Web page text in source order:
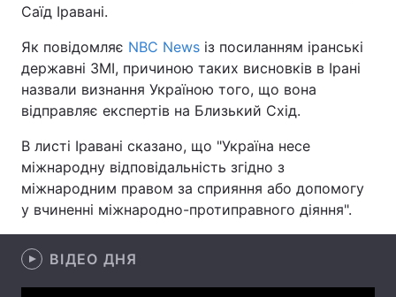
Техно і зв'язок Лайт
Зброя Інциденти
Здоров'я Туризм
Цікавинки Погода
Регіони
Лонгріди
Саїд Іравані.
Як повідомляє NBC News із посиланням іранські
державні ЗМІ, причиною таких висновків в Ірані
назвали визнання Україною того, що вона
відправляє експертів на Близький Схід.
В листі Іравані сказано, що "Україна несе
міжнародну відповідальність згідно з
міжнародним правом за сприяння або допомогу
у вчиненні міжнародно-протиправного діяння".
ВІДЕО ДНЯ